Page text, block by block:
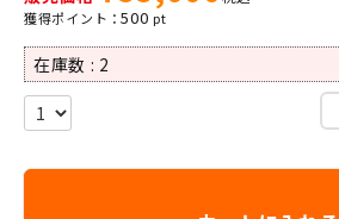
500
在庫数
2